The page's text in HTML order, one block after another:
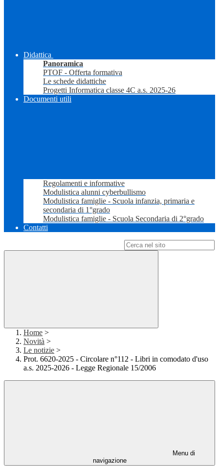
Didattica
Panoramica
PTOF - Offerta formativa
Le schede didattiche
Progetti Informatica classe 4C a.s. 2025-26
Documenti utili
Regolamenti e informative
Modulistica alunni cyberbullismo
Modulistica famiglie - Scuola infanzia, primaria e
secondaria di 1°grado
Modulistica famiglie - Scuola Secondaria di 2°grado
Contatti
Home >
Novità >
Le notizie >
Prot. 6620-2025 - Circolare n°112 - Libri in comodato d'uso
a.s. 2025-2026 - Legge Regionale 15/2006
Menu di
navigazione